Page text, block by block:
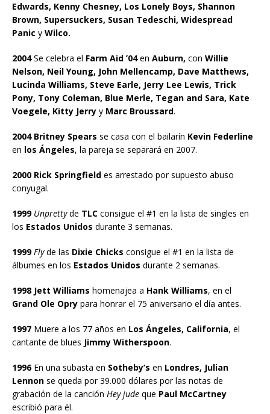
Edwards, Kenny Chesney, Los Lonely Boys, Shannon
Brown, Supersuckers, Susan Tedeschi, Widespread
Panic y Wilco.
2004Se celebra el Farm Aid ’04en Auburn, con Willie
Nelson, Neil Young, John Mellencamp, Dave Matthews,
Lucinda Williams, Steve Earle, Jerry Lee Lewis, Trick
Pony, Tony Coleman, Blue Merle, Tegan and Sara, Kate
Voegele, Kitty Jerry y Marc Broussard.
2004 Britney Spears se casa con el bailarín Kevin Federline
en los Ángeles, la pareja se separará en 2007.
2000 Rick Springfield es arrestado por supuesto abuso
conyugal.
1999Unprettyde TLC consigue el #1 en la lista de singles en
los Estados Unidos durante 3 semanas.
1999 Flyde las Dixie Chicks consigue el #1 en la lista de
álbumes en los Estados Unidos durante 2 semanas.
1998 Jett Williams homenajea a Hank Williams, en el
Grand Ole Opry para honrar el 75 aniversario el día antes.
1997 Muere a los 77 años en Los Ángeles, California, el
cantante de blues Jimmy Witherspoon.
1996En una subasta en Sotheby’s en Londres, Julian
Lennon se queda por 39.000 dólares por las notas de
grabación de la canción Hey jude que Paul McCartney
escribió para él.